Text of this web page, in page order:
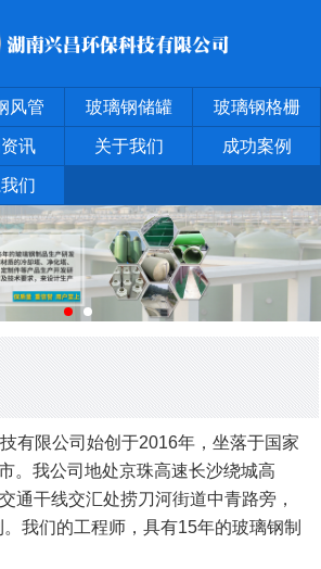
风管 玻璃钢储罐 玻璃钢格栅
讯 关于我们 成功案例
们
限公司始创于2016年，坐落于国家
。我公司地处京珠高速长沙绕城高
通干线交汇处捞刀河街道中青路旁，
我们的工程师，具有15年的玻璃钢制